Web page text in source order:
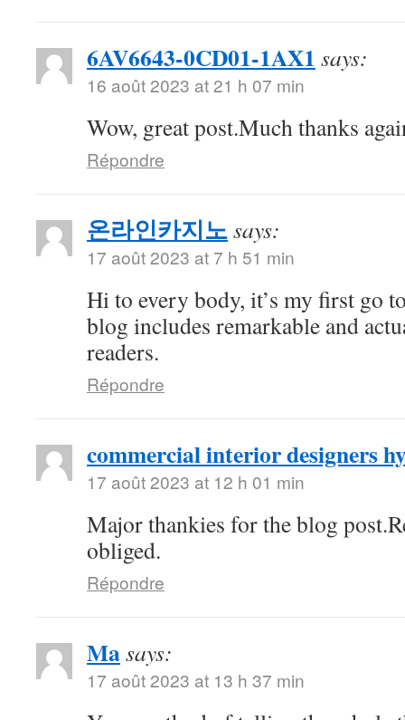
6AV6643-0CD01-1AX1 says:
16 août 2023 at 21 h 07 min
Wow, great post.Much thanks
Répondre
온라인카지노says:
17 août 2023 at 7 h 51 min
Hi to every body, it’s my first go
blog includes remarkable and
readers.
Répondre
commercial interior designers
17 août 2023 at 12 h 01 min
Major thankies for the blog
obliged.
Répondre
Masays:
17 août 2023 at 13 h 37 min